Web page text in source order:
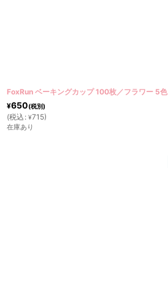
FoxRun ベーキングカップ 100枚／フラワー 5色
¥650(税別)
(税込 : ¥715)
在庫あり